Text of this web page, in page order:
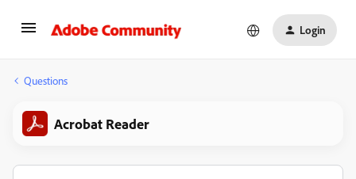
Login
Questions
Acrobat Reader